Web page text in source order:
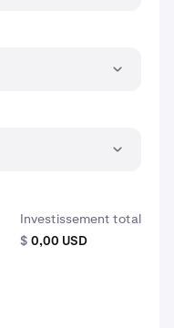
Investissement total
$ 0,00 USD